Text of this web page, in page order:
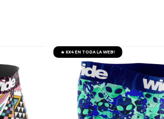
🔥 6X4 EN TODA LA WEB!